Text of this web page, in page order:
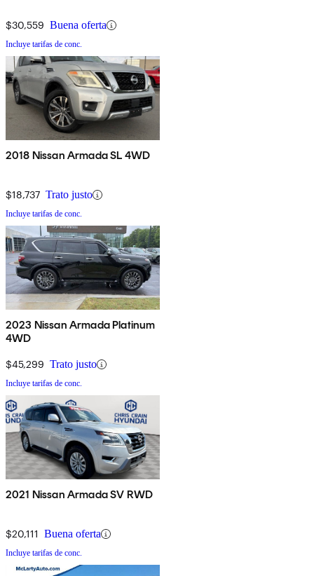
$30,559 Buena oferta
Incluye tarifas de conc.
2018 Nissan Armada SL 4WD
$18,737 Trato justo
Incluye tarifas de conc.
2023 Nissan Armada Platinum
4WD
$45,299 Trato justo
Incluye tarifas de conc.
2021 Nissan Armada SV RWD
$20,111 Buena oferta
Incluye tarifas de conc.